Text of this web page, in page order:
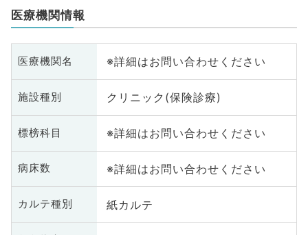
医療機関情報
医療機関名 ※詳細はお問い合わせください
施設種別 クリニック(保険診療)
標榜科目 ※詳細はお問い合わせください
病床数 ※詳細はお問い合わせください
カルテ種別 紙カルテ